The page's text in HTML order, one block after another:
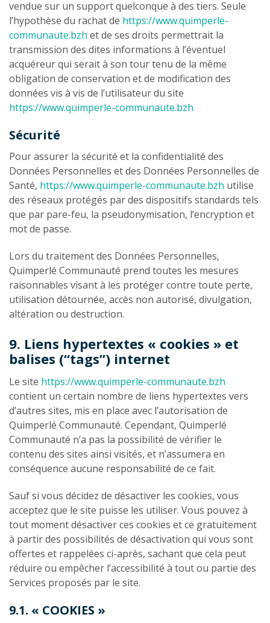
vendue sur un support quelconque à des tiers. Seule
l’hypothèse du rachat de https://www.quimperle-
communaute.bzh et de ses droits permettrait la
transmission des dites informations à l’éventuel
acquéreur qui serait à son tour tenu de la même
obligation de conservation et de modification des
données vis à vis de l’utilisateur du site
https://www.quimperle-communaute.bzh
Sécurité
Pour assurer la sécurité et la confidentialité des
Données Personnelles et des Données Personnelles de
Santé, https://www.quimperle-communaute.bzh utilise
des réseaux protégés par des dispositifs standards tels
que par pare-feu, la pseudonymisation, l’encryption et
mot de passe.
Lors du traitement des Données Personnelles,
Quimperlé Communauté prend toutes les mesures
raisonnables visant à les protéger contre toute perte,
utilisation détournée, accès non autorisé, divulgation,
altération ou destruction.
9. Liens hypertextes « cookies » et
balises (“tags”) internet
Le site https://www.quimperle-communaute.bzh
contient un certain nombre de liens hypertextes vers
d’autres sites, mis en place avec l’autorisation de
Quimperlé Communauté. Cependant, Quimperlé
Communauté n’a pas la possibilité de vérifier le
contenu des sites ainsi visités, et n’assumera en
conséquence aucune responsabilité de ce fait.
Sauf si vous décidez de désactiver les cookies, vous
acceptez que le site puisse les utiliser. Vous pouvez à
tout moment désactiver ces cookies et ce gratuitement
à partir des possibilités de désactivation qui vous sont
offertes et rappelées ci-après, sachant que cela peut
réduire ou empêcher l’accessibilité à tout ou partie des
Services proposés par le site.
9.1. « COOKIES »